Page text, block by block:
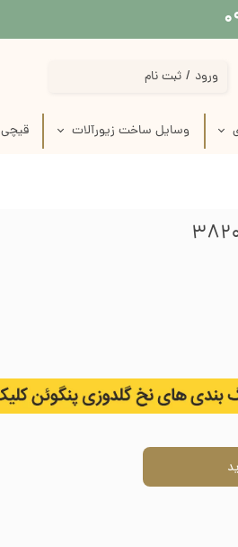
وسایل ساخت زیورآلات قیچی
ورود / ثبت نام
تغییر گذر واژه
خروج از حساب کاربری